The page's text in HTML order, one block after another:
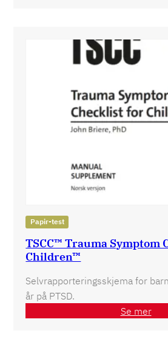
Papir-test
TSCC™ Trauma Symptom
Children™
Selvrapporteringsskjema for
år på PTSD.
Se mer